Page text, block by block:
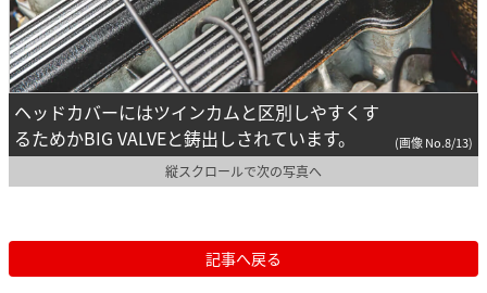
ヘッドカバーにはツインカムと区別しやすくす
るためかBIG VALVEと鋳出しされています。
(画像 No.8/13)
縦スクロールで次の写真へ
記事へ戻る